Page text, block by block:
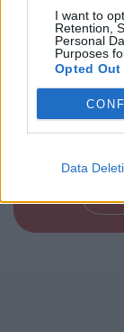
I want to
Retention,
Personal
Purposes
Opted Out
Data